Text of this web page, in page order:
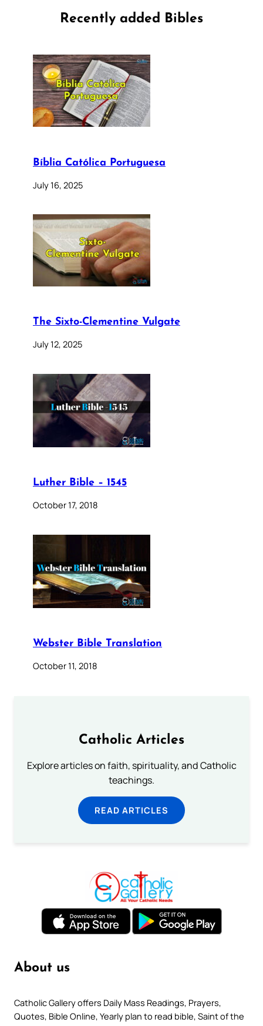
Recently added Bibles
Bíblia Católica Portuguesa
July 16, 2025
The Sixto-Clementine Vulgate
July 12, 2025
Luther Bible – 1545
October 17, 2018
Webster Bible Translation
October 11, 2018
Catholic Articles
Explore articles on faith, spirituality, and Catholic
teachings.
READ ARTICLES
About us
Catholic Gallery offers Daily Mass Readings, Prayers,
Quotes, Bible Online, Yearly plan to read bible, Saint of the